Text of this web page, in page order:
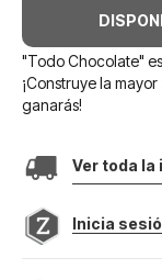
"Todo Chocolate"
¡Construye la
ganarás!
Ver toda la
Inicia